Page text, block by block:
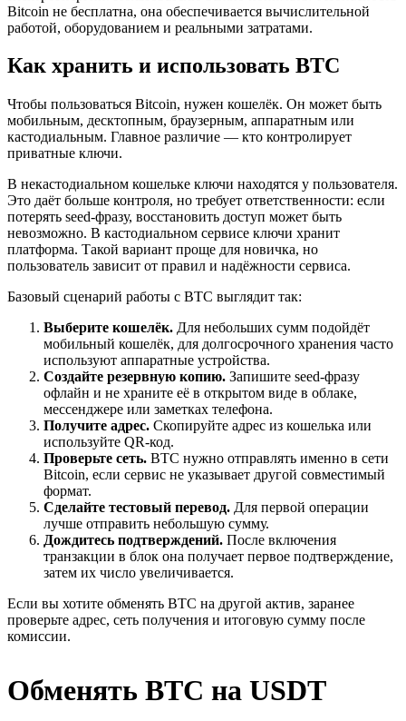
Bitcoin не бесплатна, она обеспечивается вычислительной
работой, оборудованием и реальными затратами.
Как хранить и использовать BTC
Чтобы пользоваться Bitcoin, нужен кошелёк. Он может быть
мобильным, десктопным, браузерным, аппаратным или
кастодиальным. Главное различие — кто контролирует
приватные ключи.
В некастодиальном кошельке ключи находятся у пользователя.
Это даёт больше контроля, но требует ответственности: если
потерять seed-фразу, восстановить доступ может быть
невозможно. В кастодиальном сервисе ключи хранит
платформа. Такой вариант проще для новичка, но
пользователь зависит от правил и надёжности сервиса.
Базовый сценарий работы с BTC выглядит так:
Выберите кошелёк. Для небольших сумм подойдёт
мобильный кошелёк, для долгосрочного хранения часто
используют аппаратные устройства.
Создайте резервную копию. Запишите seed-фразу
офлайн и не храните её в открытом виде в облаке,
мессенджере или заметках телефона.
Получите адрес. Скопируйте адрес из кошелька или
используйте QR-код.
Проверьте сеть. BTC нужно отправлять именно в сети
Bitcoin, если сервис не указывает другой совместимый
формат.
Сделайте тестовый перевод. Для первой операции
лучше отправить небольшую сумму.
Дождитесь подтверждений. После включения
транзакции в блок она получает первое подтверждение,
затем их число увеличивается.
Если вы хотите обменять BTC на другой актив, заранее
проверьте адрес, сеть получения и итоговую сумму после
комиссии.
Обменять BTC на USDT